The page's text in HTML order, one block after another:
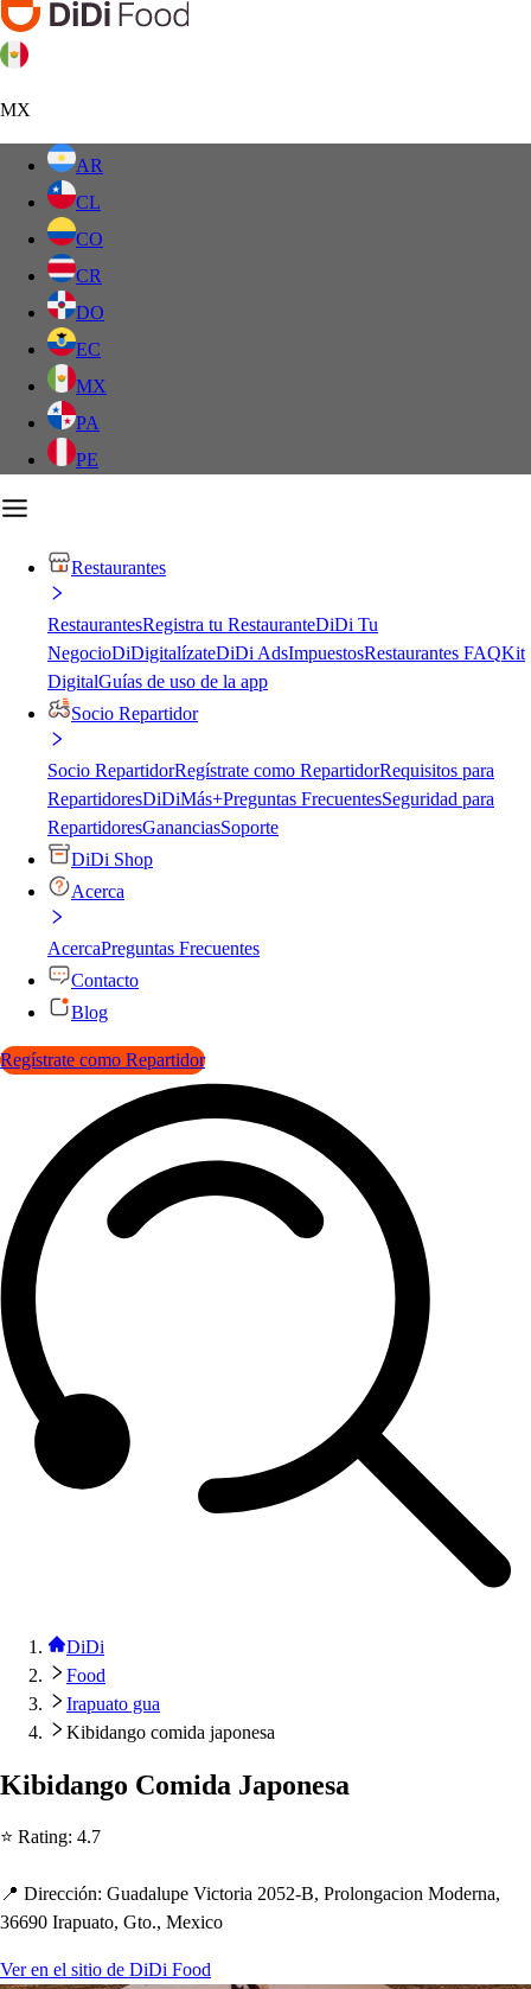
MX
AR
CL
CO
CR
DO
EC
MX
PA
PE
Restaurantes
RestaurantesRegistra tu RestauranteDiDi Tu
NegocioDiDigitalízateDiDi AdsImpuestosRestaurantes FAQKit
DigitalGuías de uso de la app
Socio Repartidor
Socio RepartidorRegístrate como RepartidorRequisitos para
RepartidoresDiDiMás+Preguntas FrecuentesSeguridad para
RepartidoresGananciasSoporte
DiDi Shop
Acerca
AcercaPreguntas Frecuentes
Contacto
Blog
Regístrate como Repartidor
DiDi
Food
Irapuato gua
Kibidango comida japonesa
Kibidango Comida Japonesa
⭐ Rating: 4.7
📍 Dirección: Guadalupe Victoria 2052-B, Prolongacion Moderna,
36690 Irapuato, Gto., Mexico
Ver en el sitio de DiDi Food